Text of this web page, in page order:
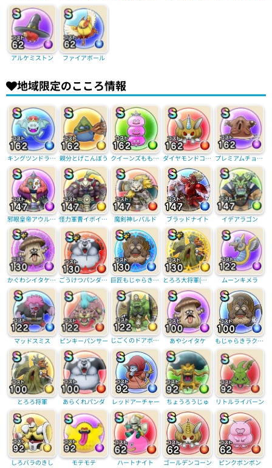
アルケミストン ファイアボール
地域限定のこころ情報
キングツンドラキー 親分とげこんぼう クイーンズももいろ三姉妹 ダイヤモンドコーン プレミアムチョコヌーバ
邪眼皇帝アウルート 怪力軍曹イボイノス 魔剣神レパルド ブラッドナイト イデアラゴン
かぐわシイタケ(覚醒) ごうけつパンダ(覚醒) 巨匠もじゃらきラクーン(覚醒) とろろ大将軍(覚醒) ムーンキメラ
マッドスミス ピンキーパンサー じごくのドアボーイ あやシイタケ もじゃらきラクーン
とろろ将軍 あらくれパンダ レッドアーチャー ちょうろうじゅ リトルライバーン
しろバラのきし モテモテ ハートナイト ゴールデンコーン ピンクボンボン